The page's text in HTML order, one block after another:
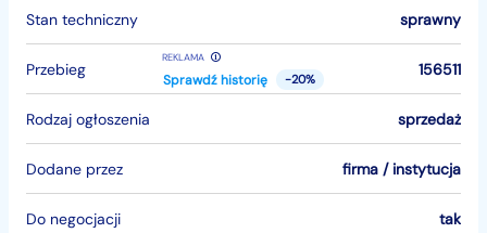
Stan techniczny sprawny
Przebieg
REKLAMA
Sprawdź historię -20%
156511
Rodzaj ogłoszenia sprzedaż
Dodane przez firma / instytucja
Do negocjacji tak